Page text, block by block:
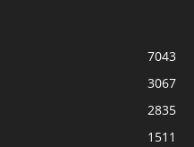
7043
3067
2835
1511